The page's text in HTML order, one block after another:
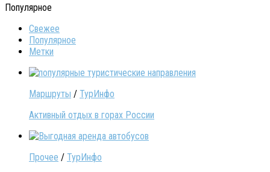
Популярное
Свежее
Популярное
Метки
Маршруты / ТурИнфо
Активный отдых в горах России
Прочее / ТурИнфо